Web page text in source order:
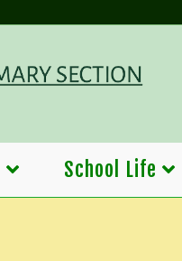
School Life